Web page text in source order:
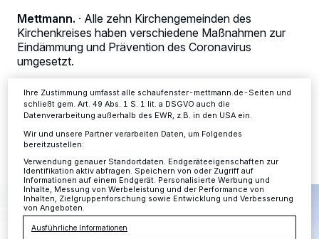
Mettmann. · Alle zehn Kirchengemeinden des
Kirchenkreises haben verschiedene Maßnahmen zur
Eindämmung und Prävention des Coronavirus
umgesetzt.
23.03.2020 , 12:55 Uhr 2 Minuten Lesezeit
Anzeigen möglicherweise nicht mehr so relevant für Sie. Sie können
dieses Menü jederzeit wieder aufrufen, um Ihre Einstellungen zu
ändern oder Ihre Einwilligung zu widerrufen, indem Sie auf den Link
Einstellungen oder Ablehnen am unteren Rand der Webseite klicken.
Ihre Einstellungen gelten innerhalb unseres Website. Weitere
Ihre Zustimmung umfasst alle schaufenster-mettmann.de-Seiten und
schließt gem. Art. 49 Abs. 1 S. 1 lit. a DSGVO auch die
Datenverarbeitung außerhalb des EWR, z.B. in den USA ein.
Wir und unsere Partner verarbeiten Daten, um Folgendes
bereitzustellen:
Verwendung genauer Standortdaten. Endgeräteeigenschaften zur
Identifikation aktiv abfragen. Speichern von oder Zugriff auf
Informationen auf einem Endgerät. Personalisierte Werbung und
Inhalte, Messung von Werbeleistung und der Performance von
Inhalten, Zielgruppenforschung sowie Entwicklung und Verbesserung
von Angeboten.
Ausführliche Informationen